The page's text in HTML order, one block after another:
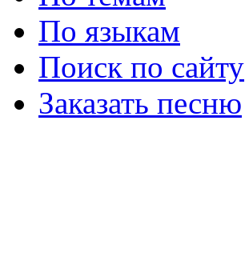
По языкам
Поиск по сайту
Заказать песню